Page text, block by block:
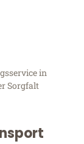
in
Sorgfalt